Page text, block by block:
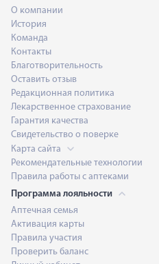
О компании
История
Команда
Контакты
Благотворительность
Оставить отзыв
Редакционная политика
Лекарственное страхование
Гарантия качества
Свидетельство о поверке
Карта сайта
Рекомендательные технологии
Правила работы с аптеками
Программа лояльности
Аптечная семья
Активация карты
Правила участия
Проверить баланс